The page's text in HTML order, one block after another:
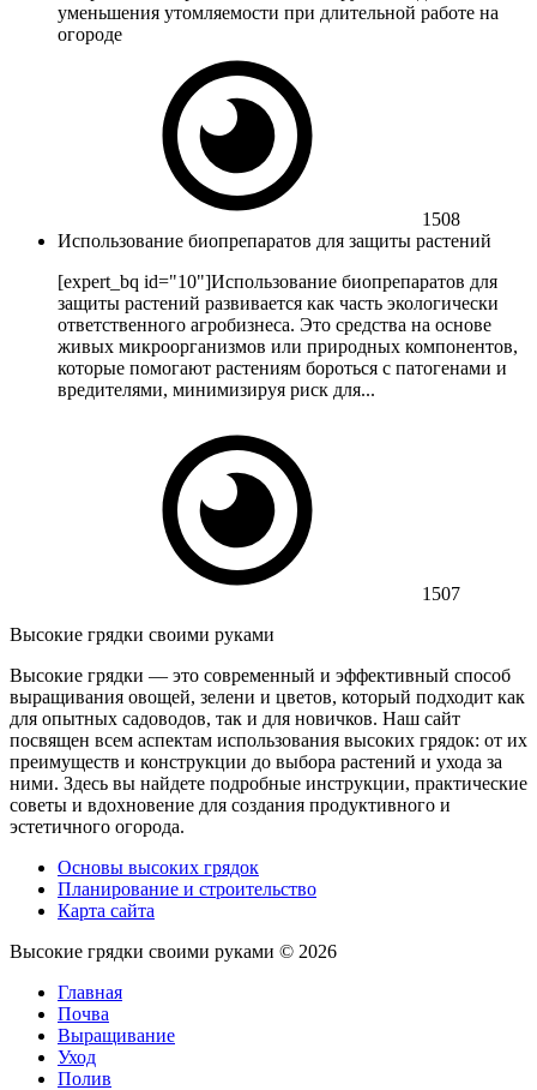
уменьшения утомляемости при длительной работе на
огороде
1508
Использование биопрепаратов для защиты растений
[expert_bq id="10"]Использование биопрепаратов для
защиты растений развивается как часть экологически
ответственного агробизнеса. Это средства на основе
живых микроорганизмов или природных компонентов,
которые помогают растениям бороться с патогенами и
вредителями, минимизируя риск для...
1507
Высокие грядки своими руками
Высокие грядки — это современный и эффективный способ
выращивания овощей, зелени и цветов, который подходит как
для опытных садоводов, так и для новичков. Наш сайт
посвящен всем аспектам использования высоких грядок: от их
преимуществ и конструкции до выбора растений и ухода за
ними. Здесь вы найдете подробные инструкции, практические
советы и вдохновение для создания продуктивного и
эстетичного огорода.
Основы высоких грядок
Планирование и строительство
Карта сайта
Высокие грядки своими руками © 2026
Главная
Почва
Выращивание
Уход
Полив